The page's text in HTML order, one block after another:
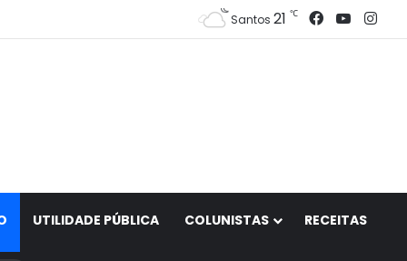
Santos 21 ℃ Facebook
YouTube
UTILIDADE PÚBLICA COLUNISTAS RECEITAS